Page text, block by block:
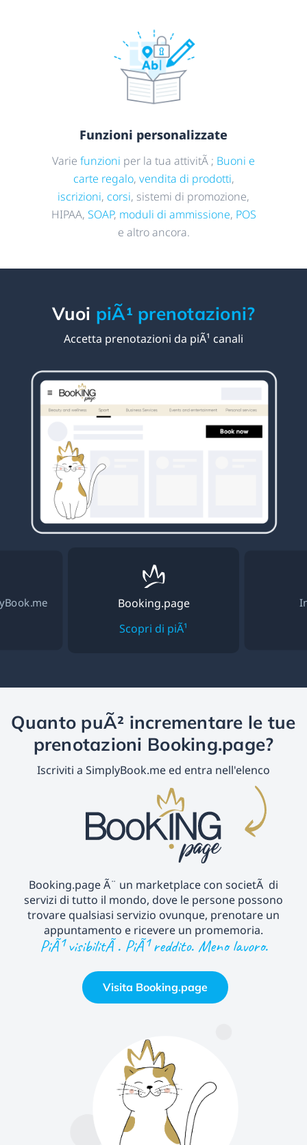
Funzioni personalizzate
Varie funzioni per la tua attivitÃ ; Buoni e
carte regalo, vendita di prodotti,
iscrizioni, corsi, sistemi di promozione,
HIPAA, SOAP, moduli di ammissione, POS
e altro ancora.
Vuoi piÃ¹ prenotazioni?
Accetta prenotazioni da piÃ¹ canali
Booking.page
Scopri di piÃ¹
Quanto puÃ² incrementare le tue
prenotazioni Booking.page?
Iscriviti a SimplyBook.me ed entra nell'elenco
Booking.page Ã¨ un marketplace con societÃ di
servizi di tutto il mondo, dove le persone possono
trovare qualsiasi servizio ovunque, prenotare un
appuntamento e ricevere un promemoria.
PiÃ¹ visibilitÃ . PiÃ¹ reddito. Meno lavoro.
Visita Booking.page